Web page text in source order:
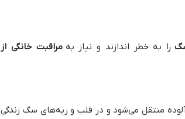
را به خطر اندازند و نیاز به مراقبت خانگی از
منتقل می‌شود و در قلب و ریه‌های سگ زندگی